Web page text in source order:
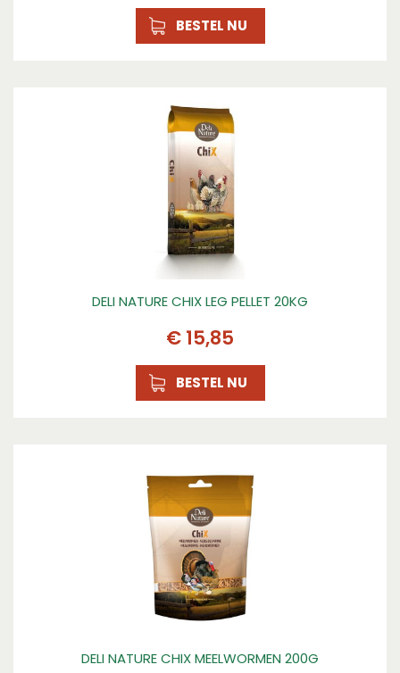
BESTEL NU
DELI NATURE CHIX LEG PELLET 20KG
€ 15,85
BESTEL NU
DELI NATURE CHIX MEELWORMEN 200G